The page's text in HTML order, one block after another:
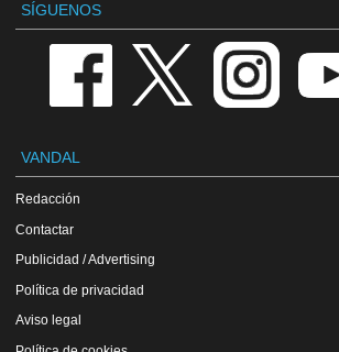
SÍGUENOS
VANDAL
Redacción
Contactar
Publicidad / Advertising
Política de privacidad
Aviso legal